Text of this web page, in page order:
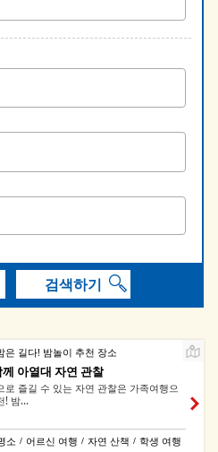
검색하기
은 길다! 밤놀이 추천 장소
아열대 자연 관찰
로 즐길 수 있는 자연 관찰은 가족여행으
! 밤...
소 / 어르신 여행 / 자연 산책 / 학생 여행